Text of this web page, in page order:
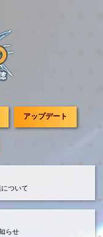
アップデート
ついて
らせ